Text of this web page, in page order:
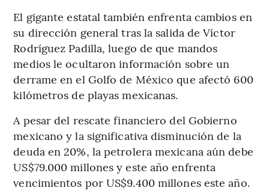
El gigante estatal también enfrenta cambios en
su dirección general tras la salida de Víctor
Rodríguez Padilla, luego de que mandos
medios le ocultaron información sobre un
derrame en el Golfo de México que afectó 600
kilómetros de playas mexicanas.
A pesar del rescate financiero del Gobierno
mexicano y la significativa disminución de la
deuda en 20%, la petrolera mexicana aún debe
US$79.000 millones y este año enfrenta
vencimientos por US$9.400 millones este año.